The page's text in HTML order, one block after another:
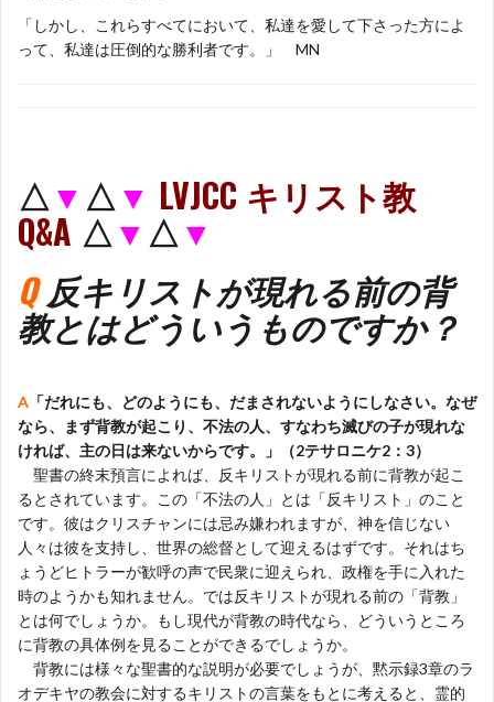
「しかし、これらすべてにおいて、私達を愛して下さった方によ
って、私達は圧倒的な勝利者です。」 MN
△▼ △▼ LVJCC キリスト教
Q&A △▼ △▼
Q反キリストが現れる前の背
教とはどういうものですか？
A 「だれにも、どのようにも、だまされないようにしなさい。なぜ
なら、まず背教が起こり、不法の人、すなわち滅びの子が現れな
ければ、主の日は来ないからです。」（2テサロニケ2：3）
聖書の終末預言によれば、反キリストが現れる前に背教が起こ
るとされています。この「不法の人」とは「反キリスト」のこと
です。彼はクリスチャンには忌み嫌われますが、神を信じない
人々は彼を支持し、世界の総督として迎えるはずです。それはち
ょうどヒトラーが歓呼の声で民衆に迎えられ、政権を手に入れた
時のようかも知れません。では反キリストが現れる前の「背教」
とは何でしょうか。もし現代が背教の時代なら、どういうところ
に背教の具体例を見ることができるでしょうか。
背教には様々な聖書的な説明が必要でしょうが、黙示録3章のラ
オデキヤの教会に対するキリストの言葉をもとに考えると、霊的